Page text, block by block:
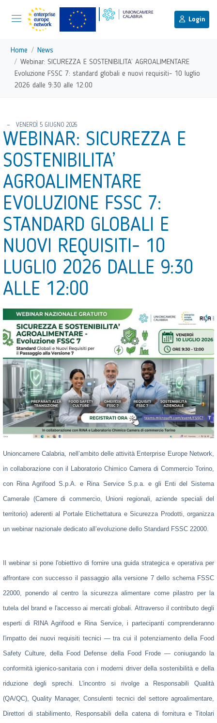
Vai ai contenuti
Login
torna al menu di scelta rapida
Menu di navigazione principale
Home
News
Webinar: SICUREZZA E SOSTENIBILITA’ AGROALIMENTARE
Evoluzione FSSC 7: standard globali e nuovi requisiti- 10 luglio
2026 dalle 9:30 alle 12:00
VENERDÌ 5 GIUGNO 2026
WEBINAR: SICUREZZA E
SOSTENIBILITA’
AGROALIMENTARE
EVOLUZIONE FSSC 7:
STANDARD GLOBALI E
NUOVI REQUISITI- 10
LUGLIO 2026 DALLE 9:30
ALLE 12:00
Unioncamere Calabria, nell’ambito delle attività Enterprise Europe Network,
in collaborazione con il Laboratorio Chimico Camera di Commercio Torino,
con Rina Agrifood S.p.A.e Rina Service S.p.a. e gli Enti delSistema
Camerale (Camere di commercio, Unioni regionali, aziende speciali del
territorio) aderenti al Portale Etichettatura e Sicurezza Prodotti, organizza
un webinar nazionale dedicato all’evoluzione dello Standard FSSC 22000.
Il webinar si pone l'obiettivo di fornire una guida strategica e operativaper
affrontare con successo il passaggio alla versione 7 dello schema FSSC
22000, ponendo al centro la sicurezza alimentare come pilastro per la
tutela del brand e l'accesso ai mercati globali. Attraverso il contributo degli
esperti di RINA Agrifood e Rina Service, i partecipanti comprenderanno
l'impatto dei nuovi requisiti tecnici — tra cui il potenziamento della Food
Safety Culture, della Food Defense della Food Frode— coniugando la
conformità igienico-sanitaria con i moderni driver della sostenibilità e della
riduzione degli sprechi. L'incontro si rivolge a Responsabili Qualità
(QA/QC), Quality Manager, Consulenti tecnici del settore agroalimentare,
Direttori di stabilimento, Responsabili della catena di fornitura e Titolari